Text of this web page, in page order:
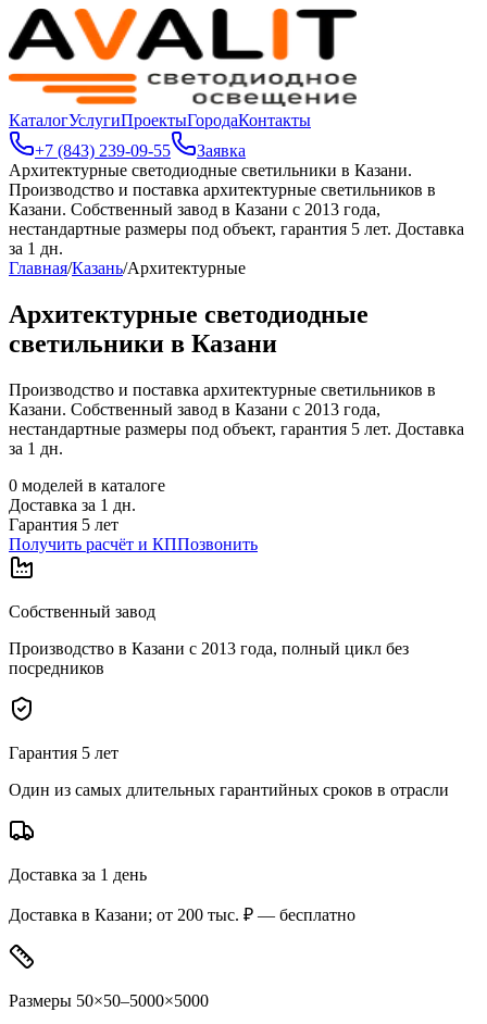
КаталогУслугиПроектыГородаКонтакты
+7 (843) 239-09-55
Заявка
Архитектурные светодиодные светильники в Казани.
Производство и поставка архитектурные светильников в
Казани. Собственный завод в Казани с 2013 года,
нестандартные размеры под объект, гарантия 5 лет. Доставка
за 1 дн.
Главная/Казань/Архитектурные
Архитектурные светодиодные
светильники в Казани
Производство и поставка архитектурные светильников в
Казани. Собственный завод в Казани с 2013 года,
нестандартные размеры под объект, гарантия 5 лет. Доставка
за 1 дн.
0 моделей в каталоге
Доставка за 1 дн.
Гарантия 5 лет
Получить расчёт и КППозвонить
Собственный завод
Производство в Казани с 2013 года, полный цикл без
посредников
Гарантия 5 лет
Один из самых длительных гарантийных сроков в отрасли
Доставка за 1 день
Доставка в Казани; от 200 тыс. ₽ — бесплатно
Размеры 50×50–5000×5000